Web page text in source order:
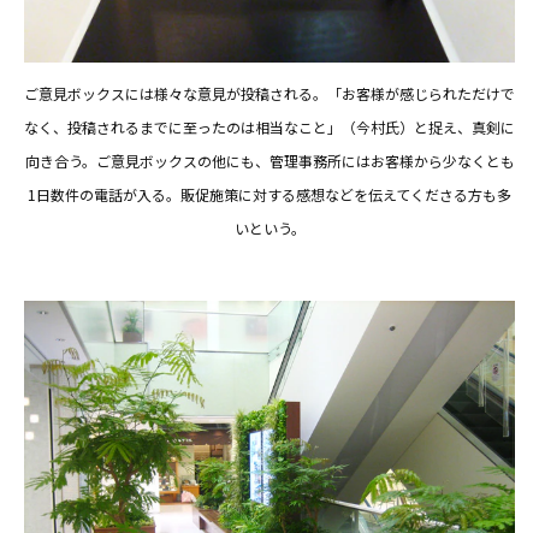
ご意見ボックスには様々な意見が投稿される。「お客様が感じられただけで
なく、投稿されるまでに至ったのは相当なこと」（今村氏）と捉え、真剣に
向き合う。ご意見ボックスの他にも、管理事務所にはお客様から少なくとも
1日数件の電話が入る。販促施策に対する感想などを伝えてくださる方も多
いという。